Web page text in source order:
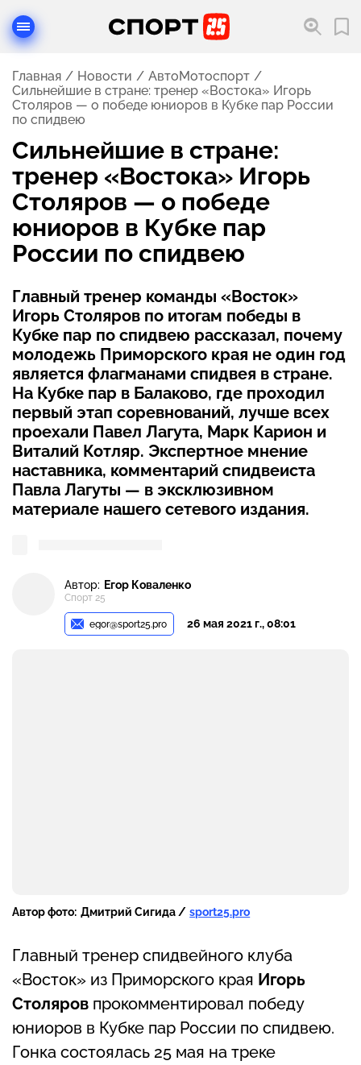
Главная Новости
АвтоМотоспорт
Сильнейшие в стране: тренер «Востока» Игорь
Столяров — о победе юниоров в Кубке пар России
по спидвею
Сильнейшие в стране:
тренер «Востока» Игорь
Столяров — о победе
юниоров в Кубке пар
России по спидвею
Главный тренер команды «Восток»
Игорь Столяров по итогам победы в
Кубке пар по спидвею рассказал, почему
молодежь Приморского края не один год
является флагманами спидвея в стране.
На Кубке пар в Балаково, где проходил
первый этап соревнований, лучше всех
проехали Павел Лагута, Марк Карион и
Виталий Котляр. Экспертное мнение
наставника, комментарий спидвеиста
Павла Лагуты — в эксклюзивном
материале нашего сетевого издания.
Автор: Егор Коваленко
Спорт 25
egor@sport25.pro 26 мая 2021 г., 08:01
Автор фото: Дмитрий Сигида / sport25.pro
Главный тренер спидвейного клуба
«Восток» из Приморского края Игорь
Столяров прокомментировал победу
юниоров в Кубке пар России по спидвею.
Гонка состоялась 25 мая на треке